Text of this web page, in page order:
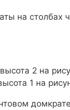
на
2 на
1 на